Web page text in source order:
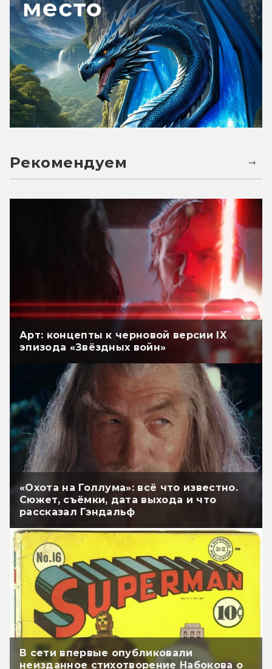
Рекомендуем
Арт: концепты к черновой версии IX
эпизода «Звёздных войн»
«Охота на Голлума»: всё что известно.
Сюжет, съёмки, дата выхода и что
рассказал Гэндальф
В сети впервые опубликовали
неизданное стихотворение Набокова о